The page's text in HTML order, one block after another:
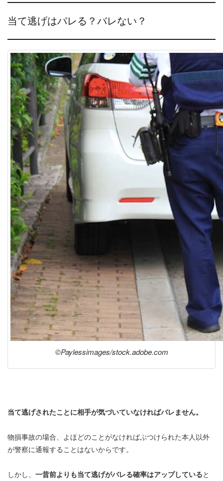
当て逃げはバレる？バレない？
©Paylessimages/stock.adobe.com
当て逃げされたことに相手が気づいていなければバレません。
物損事故の場合、よほどのことがなければぶつけられた本人以外
が警察に通報することはないからです。
しかし、 一昔前よりも当て逃げがバレる確率はアップしていると